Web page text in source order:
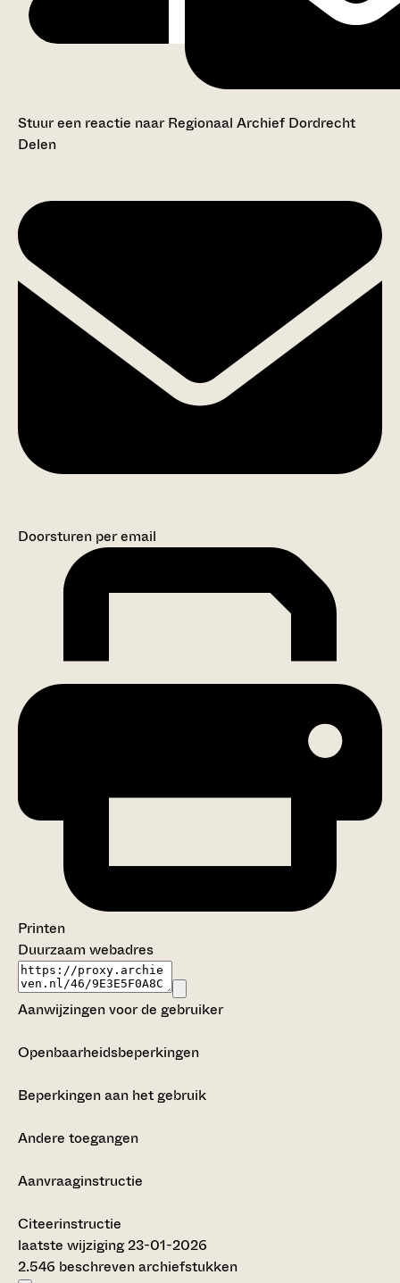
Stuur een reactie naar Regionaal Archief Dordrecht
Delen
Doorsturen per email
Printen
Duurzaam webadres
Aanwijzingen voor de gebruiker
Openbaarheidsbeperkingen
Beperkingen aan het gebruik
Andere toegangen
Aanvraaginstructie
Citeerinstructie
laatste wijziging 23-01-2026
2.546 beschreven archiefstukken